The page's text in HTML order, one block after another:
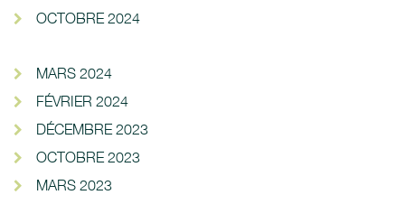
OCTOBRE 2024
MARS 2024
FÉVRIER 2024
DÉCEMBRE 2023
OCTOBRE 2023
MARS 2023